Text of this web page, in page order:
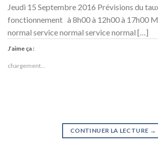
Jeudi 15 Septembre 2016 Prévisions du
fonctionnement à 8h00 à 12h00 à 17h00
normal service normal service normal […]
J’aime ça :
chargement…
CONTINUER LA LECTURE →